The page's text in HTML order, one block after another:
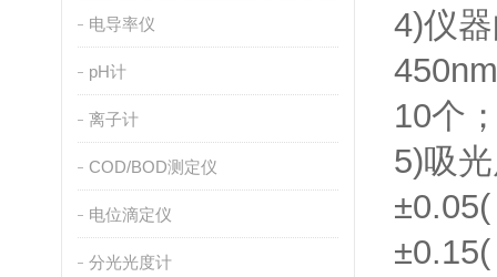
电导率仪
pH计
离子计
COD/BOD测定仪
电位滴定仪
分光光度计
4)仪
10个
5)吸